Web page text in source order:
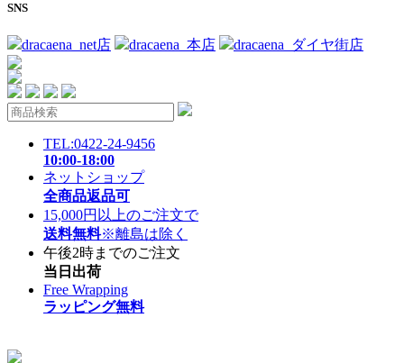
SNS
dracaena_net店 dracaena_本店 dracaena_ダイヤ街店
TEL:0422-24-9456
10:00-18:00
ネットショップ
全商品返品可
15,000円以上のご注文で
送料無料※離島は除く
午後2時までのご注文
当日出荷
Free Wrapping
ラッピング無料